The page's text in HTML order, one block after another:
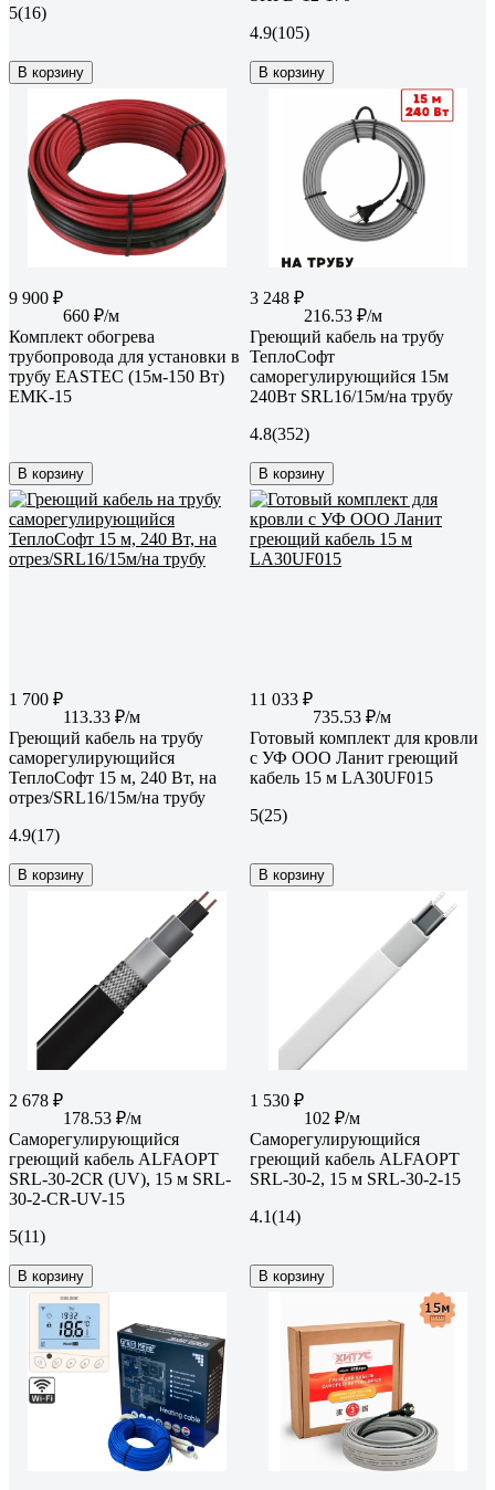
5(16)
В корзину
4.9(105)
В корзину
9 900 ₽
660 ₽/м
Комплект обогрева
трубопровода для установки в
трубу EASTEC (15м-150 Вт)
EMK-15
В корзину
3 248 ₽
216.53 ₽/м
Греющий кабель на трубу
ТеплоСофт
саморегулирующийся 15м
240Вт SRL16/15м/на трубу
4.8(352)
В корзину
1 700 ₽
113.33 ₽/м
Греющий кабель на трубу
саморегулирующийся
ТеплоСофт 15 м, 240 Вт, на
отрез/SRL16/15м/на трубу
4.9(17)
В корзину
11 033 ₽
735.53 ₽/м
Готовый комплект для кровли
с УФ ООО Ланит греющий
кабель 15 м LA30UF015
5(25)
В корзину
2 678 ₽
178.53 ₽/м
Саморегулирующийся
греющий кабель ALFAOPT
SRL-30-2CR (UV), 15 м SRL-
30-2-CR-UV-15
5(11)
В корзину
1 530 ₽
102 ₽/м
Саморегулирующийся
греющий кабель ALFAOPT
SRL-30-2, 15 м SRL-30-2-15
4.1(14)
В корзину